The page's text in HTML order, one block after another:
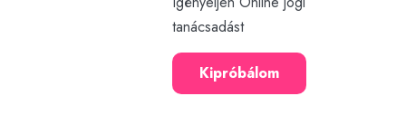
tanácsadást
Kipróbálom